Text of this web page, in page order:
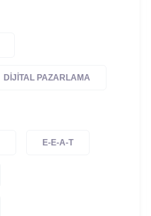
DIJITAL PAZARLAMA
E-E-A-T